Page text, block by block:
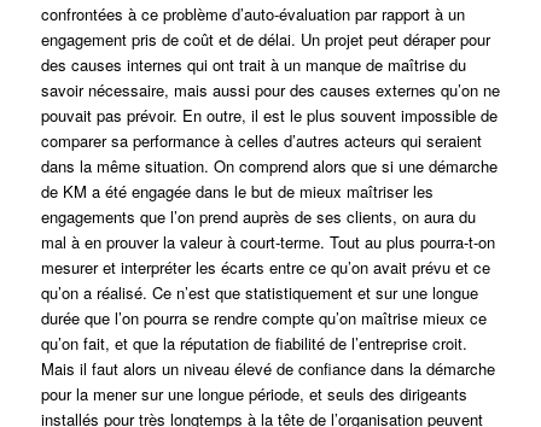
confrontées à ce problème d’auto-évaluation par rapport à un
engagement pris de coût et de délai. Un projet peut déraper pour
des causes internes qui ont trait à un manque de maîtrise du
savoir nécessaire, mais aussi pour des causes externes qu’on ne
pouvait pas prévoir. En outre, il est le plus souvent impossible de
comparer sa performance à celles d’autres acteurs qui seraient
dans la même situation. On comprend alors que si une démarche
de KM a été engagée dans le but de mieux maîtriser les
engagements que l’on prend auprès de ses clients, on aura du
mal à en prouver la valeur à court-terme. Tout au plus pourra-t-on
mesurer et interpréter les écarts entre ce qu’on avait prévu et ce
qu’on a réalisé. Ce n’est que statistiquement et sur une longue
durée que l’on pourra se rendre compte qu’on maîtrise mieux ce
qu’on fait, et que la réputation de fiabilité de l’entreprise croit.
Mais il faut alors un niveau élevé de confiance dans la démarche
pour la mener sur une longue période, et seuls des dirigeants
installés pour très longtemps à la tête de l’organisation peuvent